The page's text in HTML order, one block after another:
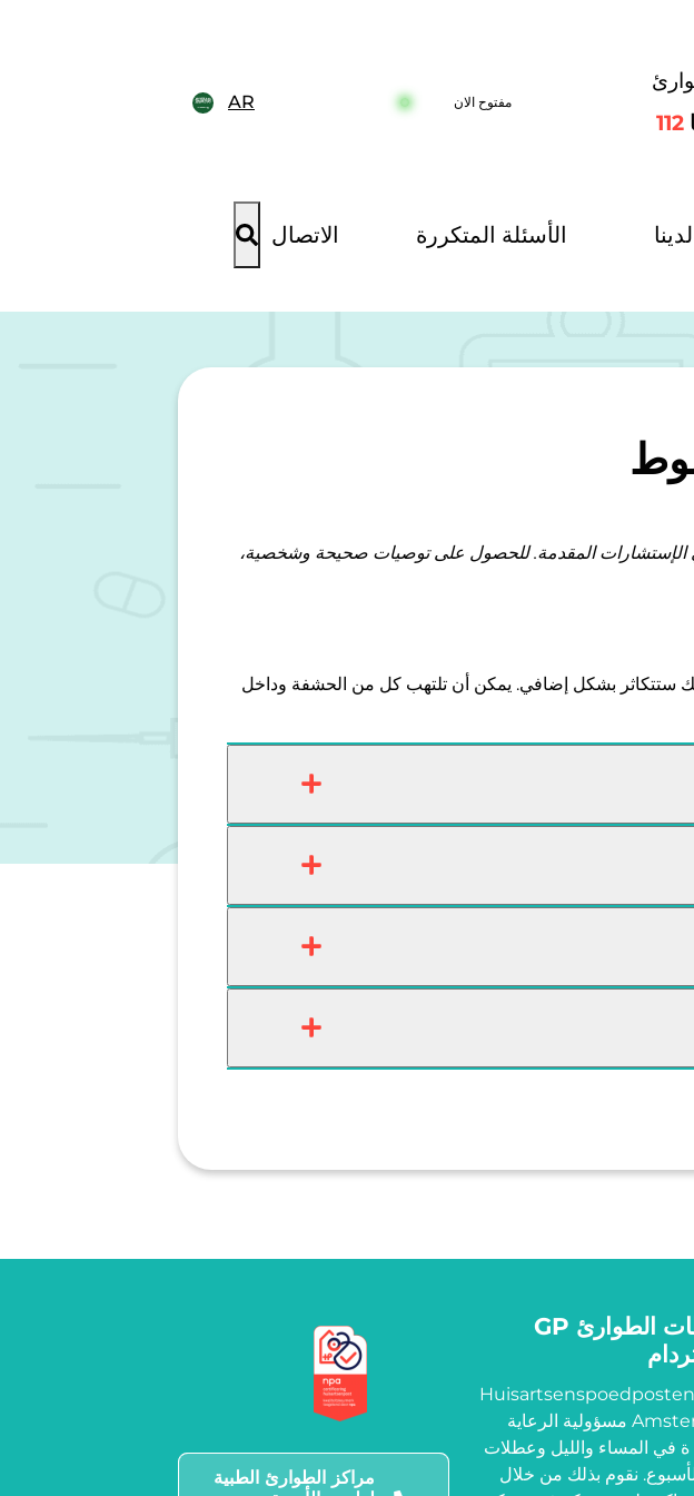
112
مفتوح الان AR
الأسئلة المتكررة الاتصال
الإستشارات المقدمة. للحصول على توصيات صحيحة وشخصية،
ستتكاثر بشكل إضافي. يمكن أن تلتهب كل من الحشفة وداخل
محطات الطوارئ GP
تتولى Huisartsenspoedposten
Amsterdam مسؤولية الرعاية
ة في المساء والليل وعطلات
نقوم بذلك من خلال
مراكز الطوارئ الطبية